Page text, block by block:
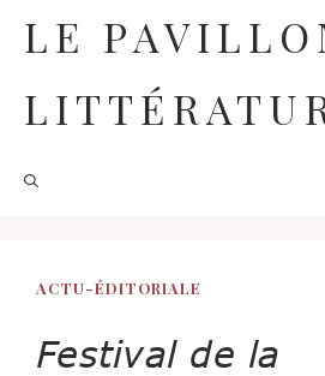
contenu
LE
ACTU-ÉDITORIALE
Festival de la